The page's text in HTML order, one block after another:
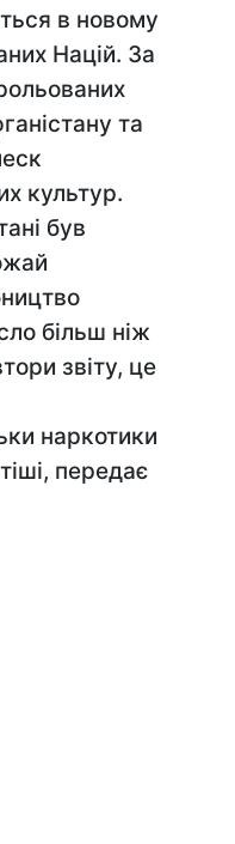
в новому
Націй. За
та
культур.
був
більш ніж
звіту, це
наркотики
передає